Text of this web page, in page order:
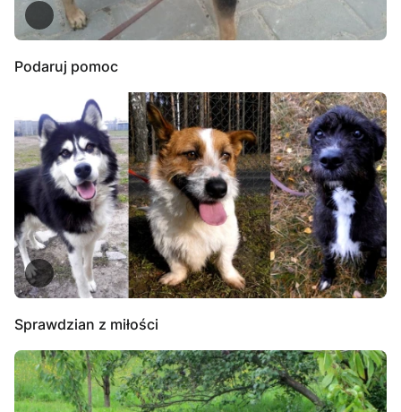
Podaruj pomoc
Sprawdzian z miłości